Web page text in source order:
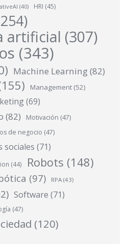
(40) HRI (45)
artificial (307)
(343)
Machine Learning(82)
Management (52)
(69)
(82) Motivación (47)
de negocio (47)
sociales (71)
(44) Robots (148)
(97) RPA (43)
Software (71)
(47)
(120)